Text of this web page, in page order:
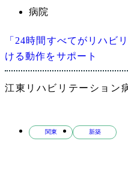
「24時間すべてがリハビ
ける動作をサポート
病院
江東リハビリテーション
関東 新築